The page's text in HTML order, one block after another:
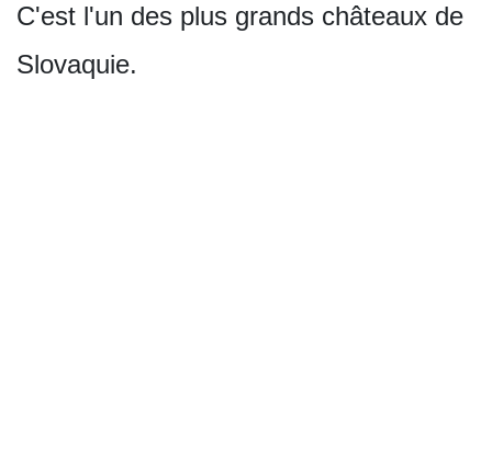
C'est l'un des plus grands châteaux de
Slovaquie.